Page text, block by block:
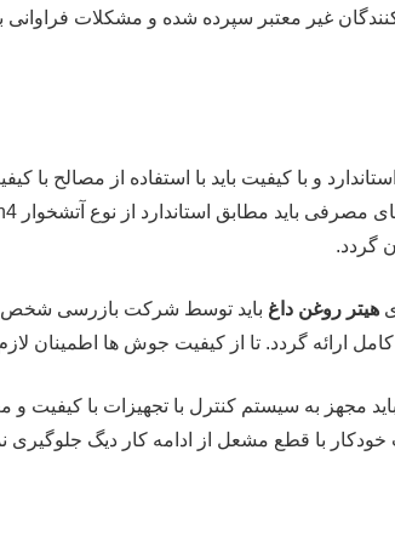
کنندگان غیر معتبر سپرده شده و مشکلات
استاندارد و با کیفیت باید با استفاده از مصالح
گردد.
هیتر روغن داغ
ارائه گردد. تا از کیفیت جوش ها اطمینان
باید مجهز به سیستم کنترل با تجهیزات با
با قطع مشعل از ادامه کار دیگ جلوگیری